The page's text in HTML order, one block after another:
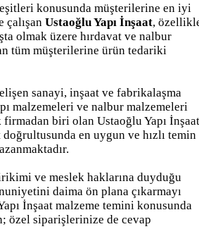
konusunda müşterilerine en iyi
çalışan Ustaoğlu Yapı İnşaat,
olmak üzere hırdavat ve nalbur
tüm müşterilerine ürün tedariki
sanayi, inşaat ve fabrikalaşma
malzemeleri ve nalbur malzemeleri
biri olan Ustaoğlu Yapı İnşaat
en uygun ve hızlı temin
ve meslek haklarına duyduğu
daima ön plana çıkarmayı
İnşaat malzeme temini konusunda
özel siparişlerinize de cevap